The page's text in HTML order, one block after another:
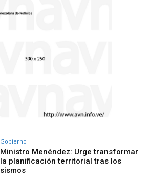
Gobierno
Ministro Menéndez: Urge transformar
la planificación territorial tras los
sismos